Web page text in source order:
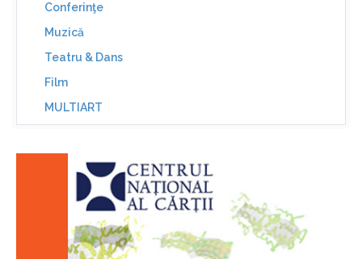
Conferinţe
Muzică
Teatru & Dans
Film
MULTIART